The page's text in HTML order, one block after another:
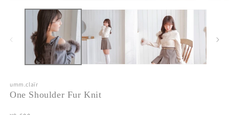
umm.claïr
One Shoulder Fur Knit